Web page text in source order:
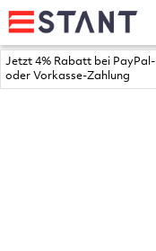
Jetzt 4% Rabatt bei PayPal-
oder Vorkasse-Zahlung